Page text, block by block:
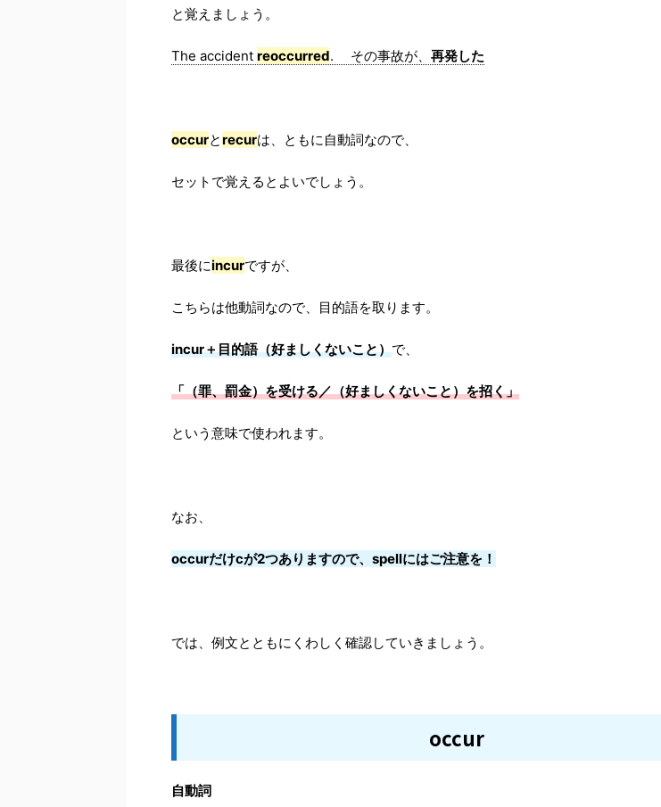
と覚えましょう。
The accident reoccurred. その事故が、 再発した
occurとrecurは、ともに自動詞なので、
セットで覚えるとよいでしょう。
最後にincurですが、
こちらは他動詞なので、目的語を取ります。
incur＋目的語（好ましくないこと）で、
「（罪、罰金）を受ける／（好ましくないこと）を招く」
という意味で使われます。
なお、
occurだけcが2つありますので、spellにはご注意を！
では、例文とともにくわしく確認していきましょう。
occur
自動詞